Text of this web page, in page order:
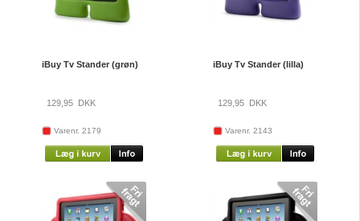
iBuy Tv Stander (grøn)
129,95DKK
Varenr. 2179
iBuy Tv Stander (lilla)
129,95 DKK
Varenr. 2143